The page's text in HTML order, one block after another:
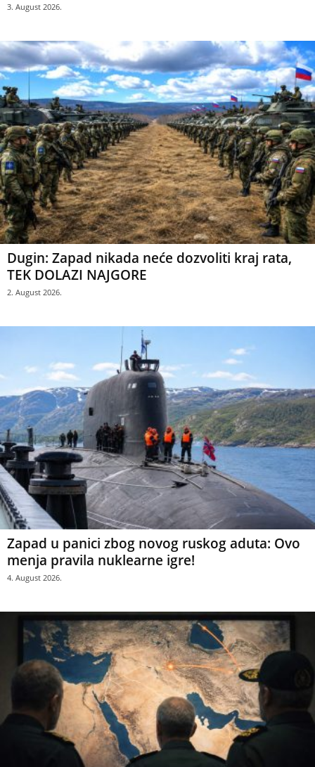
3. August 2026.
Dugin: Zapad nikada neće dozvoliti kraj rata,
TEK DOLAZI NAJGORE
2. August 2026.
Zapad u panici zbog novog ruskog aduta: Ovo
menja pravila nuklearne igre!
4. August 2026.